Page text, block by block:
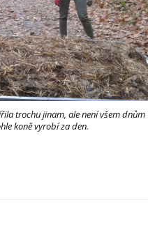
trochu jinam, ale není všem dnům
koně vyrobí za den.